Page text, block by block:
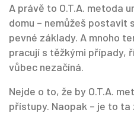
A právě to O.T.A. metoda
domu – nemůžeš postavit
pevné základy. A mnoho
pracují s těžkými případy,
vůbec nezačíná.
Nejde o to, že by O.T.A.
přístupy. Naopak – je to